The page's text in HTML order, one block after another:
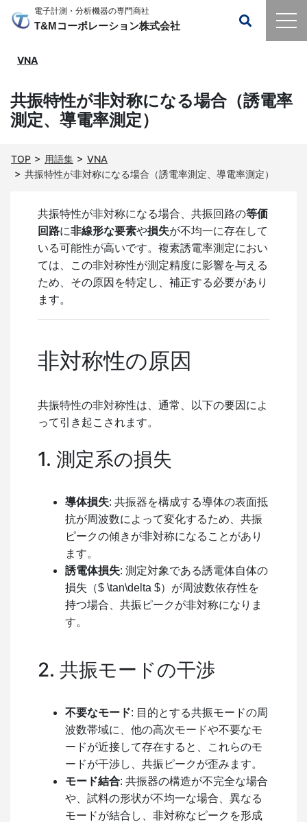
電子計測・分析機器の専門商社
T&Mコーポレーション株式会社
VNA
共振特性が非対称になる場合（誘電率
測定、導電率測定）
TOP 用語集
VNA
共振特性が非対称になる場合（誘電率測定、導電率測定）
共振特性が非対称になる場合、共振回路の等価
回路に非線形な要素や損失が不均一に存在して
いる可能性が高いです。複素誘電率測定におい
ては、この非対称性が測定精度に影響を与える
ため、その原因を特定し、補正する必要があり
ます。
非対称性の原因
共振特性の非対称性は、通常、以下の要因によ
って引き起こされます。
1. 測定系の損失
導体損失: 共振器を構成する導体の表面抵
抗が周波数によって変化するため、共振
ピークの傾きが非対称になることがあり
ます。
誘電体損失: 測定対象である誘電体自体の
損失（$ \tan\delta $）が周波数依存性を
持つ場合、共振ピークが非対称になりま
す。
2. 共振モードの干渉
不要なモード: 目的とする共振モードの周
波数帯域に、他の高次モードや不要なモ
ードが近接して存在すると、これらのモ
ードが干渉し、共振ピークが歪みます。
モード結合: 共振器の構造が不完全な場合
や、試料の形状が不均一な場合、異なる
モードが結合し、非対称なピークを形成